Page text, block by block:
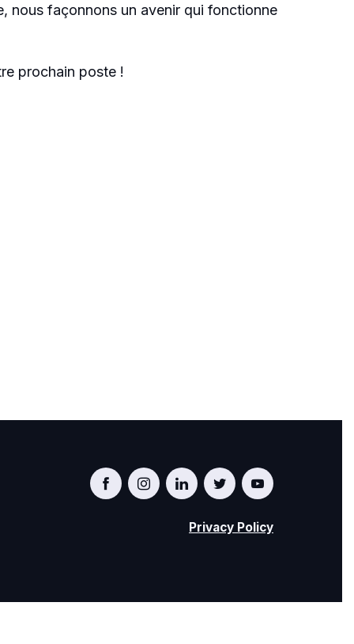
nous façonnons un avenir qui fonctionne
prochain poste !
Privacy Policy